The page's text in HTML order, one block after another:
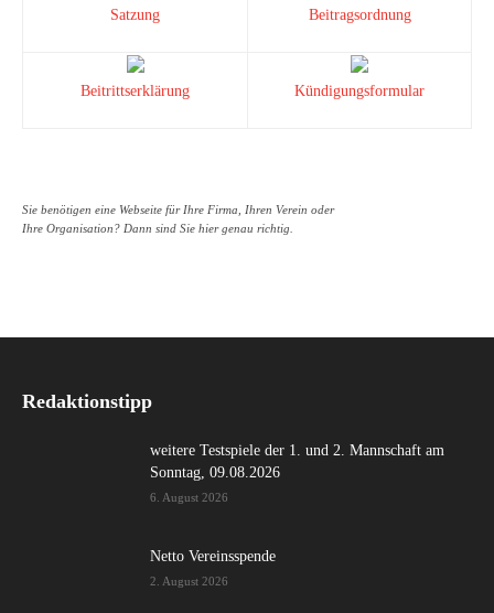
Satzung Beitragsordnung
Beitrittserklärung Kündigungsformular
Sie benötigen eine Webseite für Ihre Firma, Ihren Verein oder
Ihre Organisation? Dann sind Sie hier genau richtig.
Redaktionstipp
weitere Testspiele der 1. und 2. Mannschaft am
Sonntag, 09.08.2026
6. August 2026
Netto Vereinsspende
2. August 2026